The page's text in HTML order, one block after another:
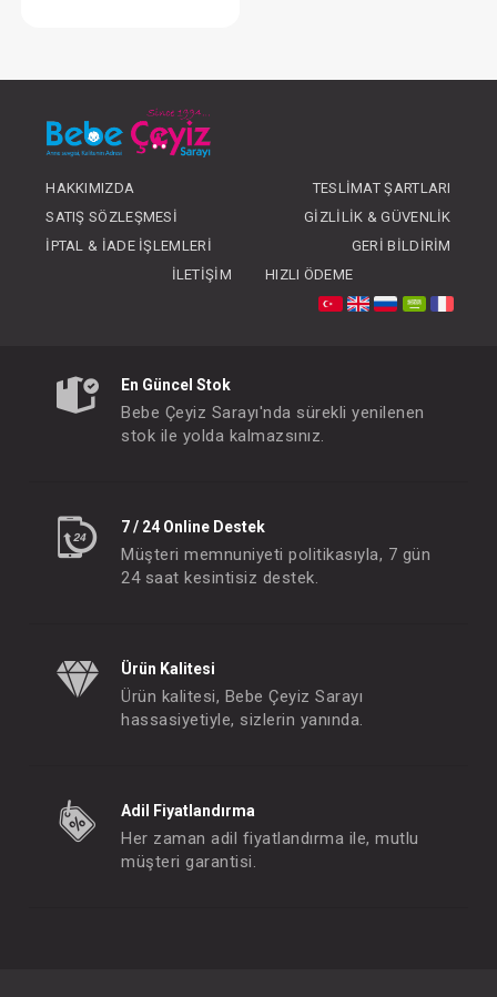
OLUNUZ
HAKKIMIZDA
TESLIMAT ŞARTLARI
SATIŞ SÖZLEŞMESI
GIZLILIK & GÜVENLIK
İPTAL & İADE İŞLEMLERI
GERI BILDIRIM
İLETIŞIM
HIZLI ÖDEME
En Güncel Stok
Bebe Çeyiz Sarayı'nda sürekli yenilenen
stok ile yolda kalmazsınız.
7 / 24 Online Destek
Müşteri memnuniyeti politikasıyla, 7 gün
24 saat kesintisiz destek.
Ürün Kalitesi
Ürün kalitesi, Bebe Çeyiz Sarayı
hassasiyetiyle, sizlerin yanında.
Adil Fiyatlandırma
Her zaman adil fiyatlandırma ile, mutlu
müşteri garantisi.